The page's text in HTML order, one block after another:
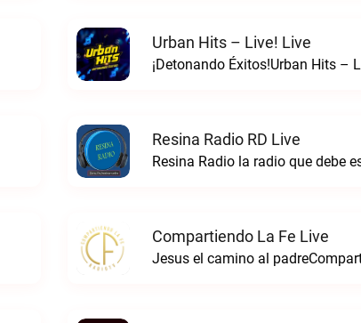
Urban Hits – Live! Live
¡Detonando Éxitos!Urban Hits –
Resina Radio RD Live
Resina Radio la radio que debe
Compartiendo La Fe Live
Jesus el camino al